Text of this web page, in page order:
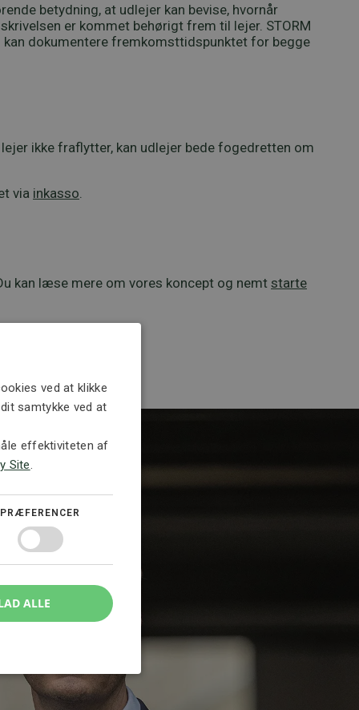
betydning, at udlejer kan bevise, hvornår
er kommet behørigt frem til lejer. STORM
dokumentere fremkomsttidspunktet for begge
ikke fraflytter, kan udlejer bede fogedretten om
via inkasso
kan læse mere om vores koncept og nemt starte
ved at klikke
samtykke ved at
effektiviteten af
Site
PRÆFERENCER
ALLE